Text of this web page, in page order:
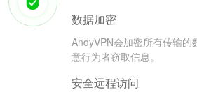
数据加密
AndyVPN会加密所有传输的
意行为者窃取信息。
安全远程访问